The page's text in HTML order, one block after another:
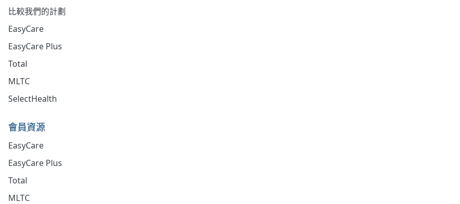
比較我們的計劃
EasyCare
EasyCare Plus
Total
MLTC
SelectHealth
會員資源
EasyCare
EasyCare Plus
Total
MLTC